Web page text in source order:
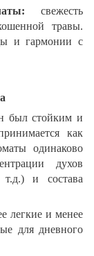
свежесть
травы.
и гармонии с
был стойким и
как
одинаково
духов
и состава
легкие и менее
для дневного